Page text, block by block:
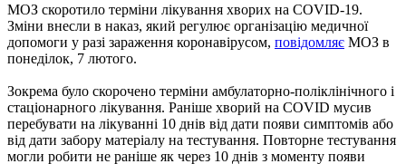
МОЗ скоротило терміни лікування хворих на COVID-19.
Зміни внесли в наказ, який регулює організацію медичної
допомоги у разі зараження коронавірусом, повідомляє МОЗ в
понеділок, 7 лютого.
Зокрема було скорочено терміни амбулаторно-поліклінічного і
стаціонарного лікування. Раніше хворий на COVID мусив
перебувати на лікуванні 10 днів від дати появи симптомів або
від дати забору матеріалу на тестування. Повторне тестування
могли робити не раніше як через 10 днів з моменту появи